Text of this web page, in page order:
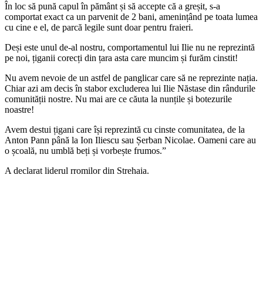
În loc să pună capul în pământ și să accepte că a greșit, s-a
comportat exact ca un parvenit de 2 bani, amenințând pe toata lumea
cu cine e el, de parcă legile sunt doar pentru fraieri.
Deși este unul de-al nostru, comportamentul lui Ilie nu ne reprezintă
pe noi, țiganii corecți din țara asta care muncim și furăm cinstit!
Nu avem nevoie de un astfel de panglicar care să ne reprezinte nația.
Chiar azi am decis în stabor excluderea lui Ilie Năstase din rândurile
comunității nostre. Nu mai are ce căuta la nunțile și botezurile
noastre!
Avem destui țigani care își reprezintă cu cinste comunitatea, de la
Anton Pann până la Ion Iliescu sau Șerban Nicolae. Oameni care au
o școală, nu umblă beți și vorbește frumos.”
A declarat liderul rromilor din Strehaia.